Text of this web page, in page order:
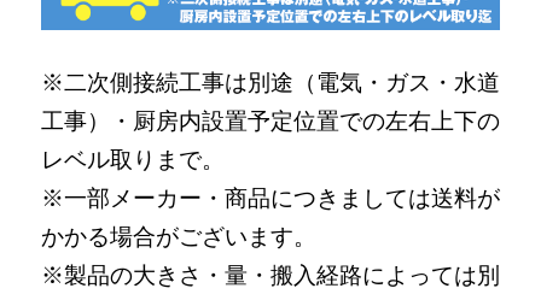
※二次側接続工事は別途（電気・ガス・水道
工事）・厨房内設置予定位置での左右上下の
レベル取りまで。
※一部メーカー・商品につきましては送料が
かかる場合がございます。
※製品の大きさ・量・搬入経路によっては別